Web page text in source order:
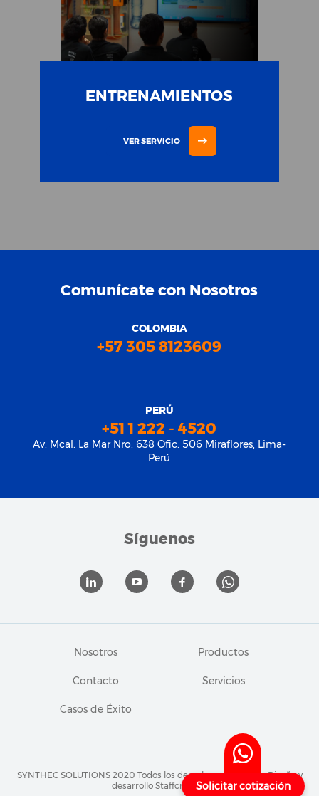
ENTRENAMIENTOS
VER SERVICIO
Comunícate con Nosotros
COLOMBIA
+57 305 8123609
PERÚ
+51 1 222 - 4520
Av. Mcal. La Mar Nro. 638 Ofic. 506 Miraflores, Lima-
Perú
Síguenos
Nosotros Productos
Contacto Servicios
Casos de Éxito
SYNTHEC SOLUTIONS 2020 Todos los derechos reservados.Diseño y
desarrollo StaffcreativaSolicitar cotización